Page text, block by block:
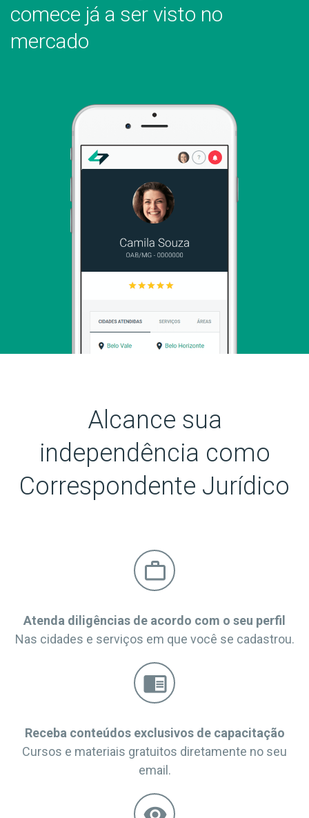
comece já a ser visto no
mercado
Alcance sua
independência como
Correspondente Jurídico
work_outline
Atenda diligências de acordo com o seu perfil
Nas cidades e serviços em que você se cadastrou.
chrome_reader_mode
Receba conteúdos exclusivos de capacitação
Cursos e materiais gratuitos diretamente no seu
email.